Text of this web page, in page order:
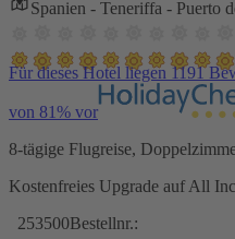
Spanien - Teneriffa - Puerto
Für dieses Hotel liegen 1191
von 81% vor
8-tägige Flugreise,
Kostenfreies Upgrade auf All
253500Bestellnr.: